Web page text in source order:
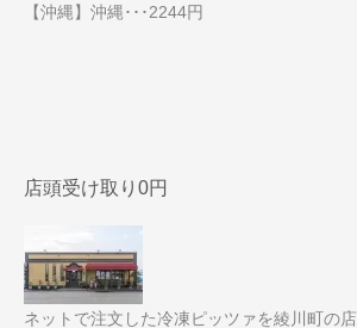
【沖縄】沖縄･･･2244円
店頭受け取り0円
ネットで注文した冷凍ピッツァを綾川町の